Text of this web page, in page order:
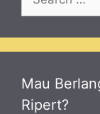
for:
Mau
Ripert?